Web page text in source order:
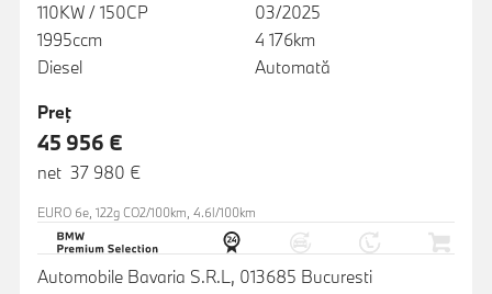
110KW / 150CP
1995ccm
Diesel
03/2025
4 176km
Automată
Preţ
45 956 €
net 37 980 €
EURO 6e, 122g CO2/100km, 4.6l/100km
Automobile Bavaria S.R.L, 013685 Bucuresti